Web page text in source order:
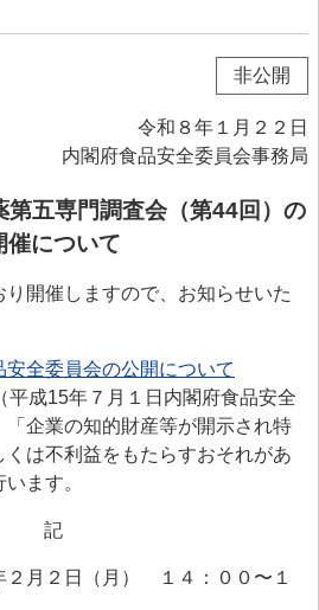
ベース検索
評価書・QA等一覧（50音順）
した化学物質の毒性評価情報
ブ
知見に基く概要書）
非公開
令和８年１月２２日
内閣府食品安全委員会事務局
第五専門調査会（第44回）の
催について
開催しますので、お知らせいた
安全委員会の公開について
平成15年７月１日内閣府食品安全
企業の知的財産等が開示され特
は不利益をもたらすおそれがあ
います。
記
２月２日（月） １４：００〜１